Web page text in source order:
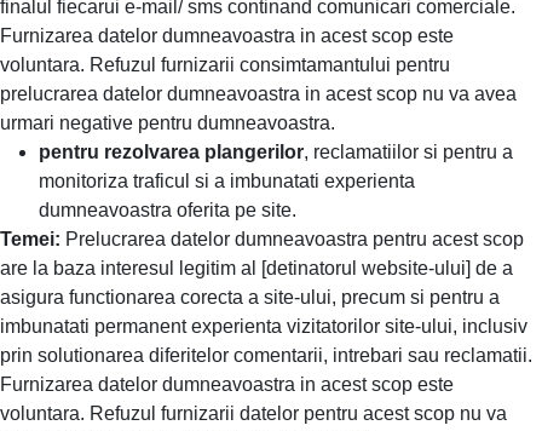
finalul fiecarui e-mail/ sms continand comunicari comerciale.
Furnizarea datelor dumneavoastra in acest scop este
voluntara. Refuzul furnizarii consimtamantului pentru
prelucrarea datelor dumneavoastra in acest scop nu va avea
urmari negative pentru dumneavoastra.
pentru rezolvarea plangerilor, reclamatiilor si pentru a
monitoriza traficul si a imbunatati experienta
dumneavoastra oferita pe site.
Temei: Prelucrarea datelor dumneavoastra pentru acest scop
are la baza interesul legitim al [detinatorul website-ului] de a
asigura functionarea corecta a site-ului, precum si pentru a
imbunatati permanent experienta vizitatorilor site-ului, inclusiv
prin solutionarea diferitelor comentarii, intrebari sau reclamatii.
Furnizarea datelor dumneavoastra in acest scop este
voluntara. Refuzul furnizarii datelor pentru acest scop nu va